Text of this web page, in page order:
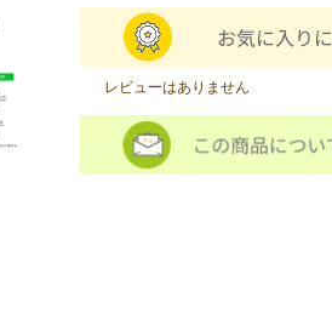
レビューはありません